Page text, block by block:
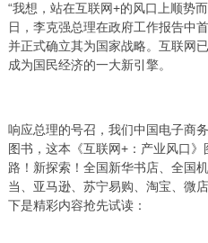
“我想，站在互联网+的风口上顺势
日，李克强总理在政府工作报告中
并正式确立其为国家战略。互联网
成为国民经济的一大新引擎。
响应总理的号召，我们中国电子商
图书，这本《互联网+：产业风口》
路！新探索！全国新华书店、全国
当、亚马逊、苏宁易购、淘宝、微
下是精彩内容抢先试读：